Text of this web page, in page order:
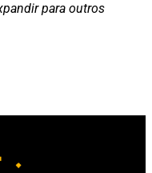
para outros